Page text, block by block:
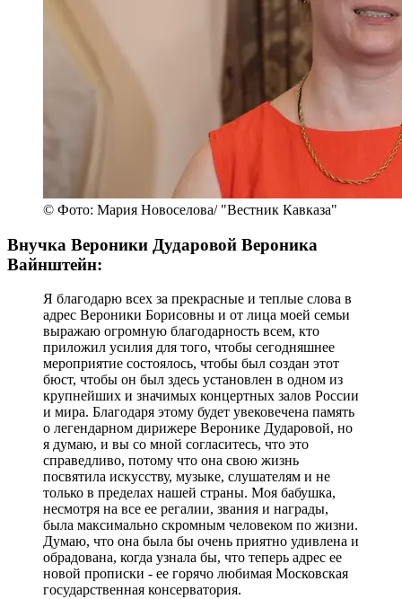
© Фото: Мария Новоселова/ "Вестник Кавказа"
Внучка Вероники Дударовой Вероника
Вайнштейн:
Я благодарю всех за прекрасные и теплые слова в
адрес Вероники Борисовны и от лица моей семьи
выражаю огромную благодарность всем, кто
приложил усилия для того, чтобы сегодняшнее
мероприятие состоялось, чтобы был создан этот
бюст, чтобы он был здесь установлен в одном из
крупнейших и значимых концертных залов России
и мира. Благодаря этому будет увековечена память
о легендарном дирижере Веронике Дударовой, но
я думаю, и вы со мной согласитесь, что это
справедливо, потому что она свою жизнь
посвятила искусству, музыке, слушателям и не
только в пределах нашей страны. Моя бабушка,
несмотря на все ее регалии, звания и награды,
была максимально скромным человеком по жизни.
Думаю, что она была бы очень приятно удивлена и
обрадована, когда узнала бы, что теперь адрес ее
новой прописки - ее горячо любимая Московская
государственная консерватория.